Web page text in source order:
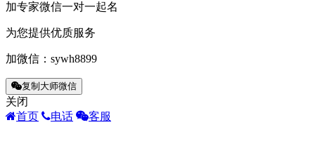
加专家微信一对一起名
为您提供优质服务
加微信： sywh8899
复制大师微信
关闭
首页
电话 客服